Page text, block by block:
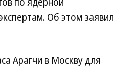
Об этом заявил
Арагчи в Москву для